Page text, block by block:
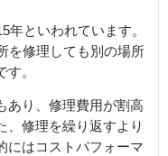
年といわれています。
を修理しても別の場所
。
あり、修理費用が割高
、修理を繰り返すより
にはコストパフォーマ